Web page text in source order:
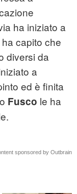
ha iniziato a
capito che
diversi da
a
ed è finita
Fusco le ha
sponsored by Outbrain